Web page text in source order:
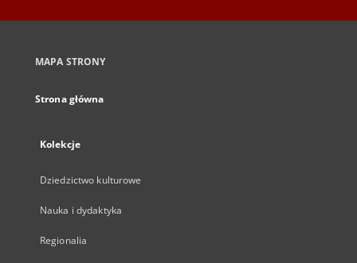
MAPA STRONY
Strona główna
Kolekcje
Dziedzictwo kulturowe
Nauka i dydaktyka
Regionalia